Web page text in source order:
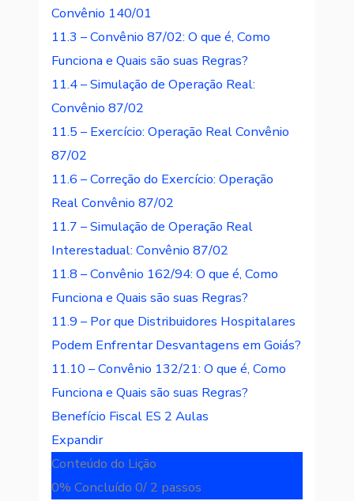
Convênio 140/01
11.3 – Convênio 87/02: O que é, Como
Funciona e Quais são suas Regras?
11.4 – Simulação de Operação Real:
Convênio 87/02
11.5 – Exercício: Operação Real Convênio
87/02
11.6 – Correção do Exercício: Operação
Real Convênio 87/02
11.7 – Simulação de Operação Real
Interestadual: Convênio 87/02
11.8 – Convênio 162/94: O que é, Como
Funciona e Quais são suas Regras?
11.9 – Por que Distribuidores Hospitalares
Podem Enfrentar Desvantagens em Goiás?
11.10 – Convênio 132/21: O que é, Como
Funciona e Quais são suas Regras?
Benefício Fiscal ES 2 Aulas
Expandir
Conteúdo do Lição
0% Concluído0/ 2 passos